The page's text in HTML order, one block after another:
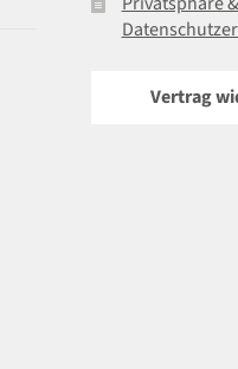
Vertrag